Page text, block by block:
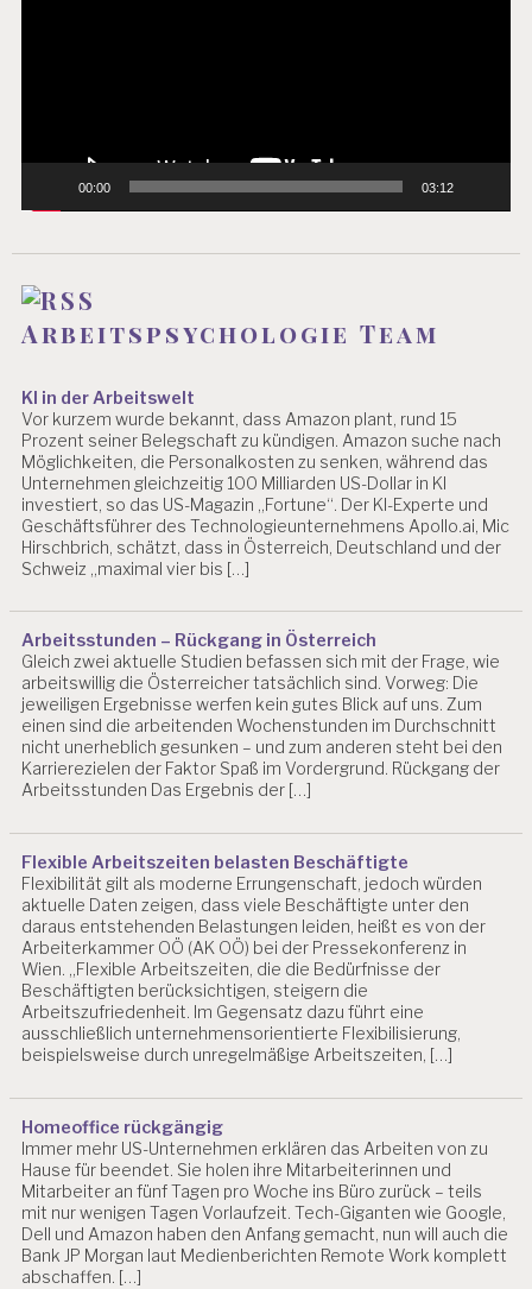
T
T
S
W
E
N
S
C
H
A
T
C
H
R
IS
T
A
N
D
E
B
E
H
A
D
LI
H
E
R
K
00:00 03:12
Arbeitspsychologie Team
KI in der Arbeitswelt
Vor kurzem wurde bekannt, dass Amazon plant, rund 15
Prozent seiner Belegschaft zu kündigen. Amazon suche nach
Möglichkeiten, die Personalkosten zu senken, während das
Unternehmen gleichzeitig 100 Milliarden US-Dollar in KI
investiert, so das US-Magazin „Fortune“. Der KI-Experte und
Geschäftsführer des Technologieunternehmens Apollo.ai, Mic
Hirschbrich, schätzt, dass in Österreich, Deutschland und der
Schweiz „maximal vier bis […]
Arbeitsstunden – Rückgang in Österreich
Gleich zwei aktuelle Studien befassen sich mit der Frage, wie
arbeitswillig die Österreicher tatsächlich sind. Vorweg: Die
jeweiligen Ergebnisse werfen kein gutes Blick auf uns. Zum
einen sind die arbeitenden Wochenstunden im Durchschnitt
nicht unerheblich gesunken – und zum anderen steht bei den
Karrierezielen der Faktor Spaß im Vordergrund. Rückgang der
Arbeitsstunden Das Ergebnis der […]
Flexible Arbeitszeiten belasten Beschäftigte
Flexibilität gilt als moderne Errungenschaft, jedoch würden
aktuelle Daten zeigen, dass viele Beschäftigte unter den
daraus entstehenden Belastungen leiden, heißt es von der
Arbeiterkammer OÖ (AK OÖ) bei der Pressekonferenz in
Wien. „Flexible Arbeitszeiten, die die Bedürfnisse der
Beschäftigten berücksichtigen, steigern die
Arbeitszufriedenheit. Im Gegensatz dazu führt eine
ausschließlich unternehmensorientierte Flexibilisierung,
beispielsweise durch unregelmäßige Arbeitszeiten, […]
Homeoffice rückgängig
Immer mehr US-Unternehmen erklären das Arbeiten von zu
Hause für beendet. Sie holen ihre Mitarbeiterinnen und
Mitarbeiter an fünf Tagen pro Woche ins Büro zurück – teils
mit nur wenigen Tagen Vorlaufzeit. Tech-Giganten wie Google,
Dell und Amazon haben den Anfang gemacht, nun will auch die
Bank JP Morgan laut Medienberichten Remote Work komplett
abschaffen. […]